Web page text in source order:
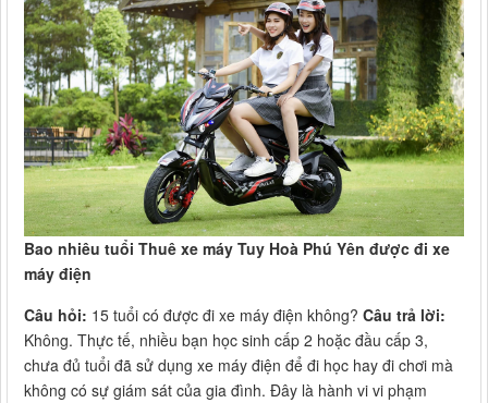
Bao nhiêu tuổi Thuê xe máy Tuy Hoà Phú Yên được đi xe
máy điện
Câu hỏi: 15 tuổi có được đi xe máy điện không? Câu trả lời:
Không. Thực tế, nhiều bạn học sinh cấp 2 hoặc đầu cấp 3,
chưa đủ tuổi đã sử dụng xe máy điện để đi học hay đi chơi mà
không có sự giám sát của gia đình. Đây là hành vi vi phạm